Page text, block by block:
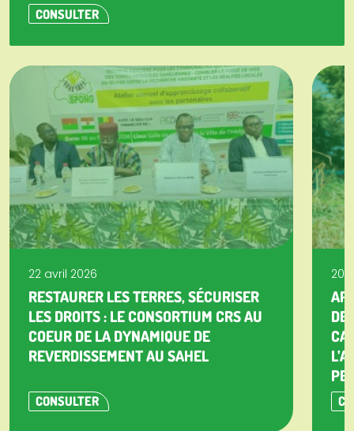
CONSULTER
22 avril 2026
RESTAURER LES TERRES, SÉCURISER
LES DROITS : LE CONSORTIUM CRS AU
COEUR DE LA DYNAMIQUE DE
REVERDISSEMENT AU SAHEL
CONSULTER
20
DE